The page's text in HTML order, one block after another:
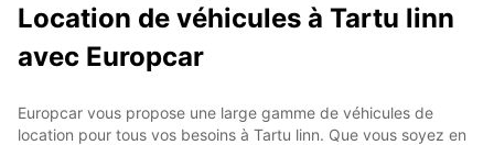
Location de véhicules à Tartu linn
avec Europcar
Europcar vous propose une large gamme de véhicules de
location pour tous vos besoins à Tartu linn. Que vous soyez en